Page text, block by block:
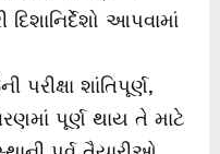
આપવામાં
શાંતિપૂર્ણ,
પૂર્ણ થાય તે માટે